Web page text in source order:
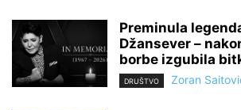
Preminula
Džansever –
borbe izgubila
DRUŠTVO Zoran